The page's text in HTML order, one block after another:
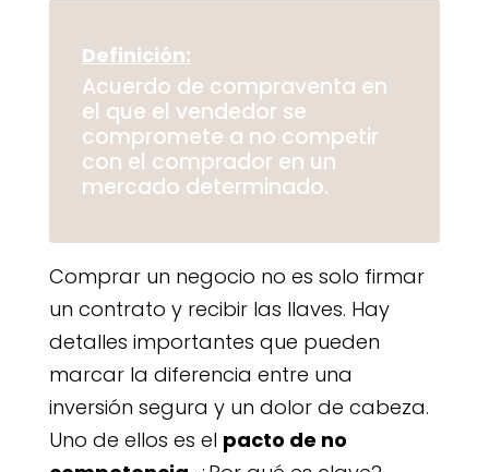
Definición:
Acuerdo de compraventa en
el que el vendedor se
compromete a no competir
con el comprador en un
mercado determinado.
Comprar un negocio no es solo firmar
un contrato y recibir las llaves. Hay
detalles importantes que pueden
marcar la diferencia entre una
inversión segura y un dolor de cabeza.
Uno de ellos es el pacto de no